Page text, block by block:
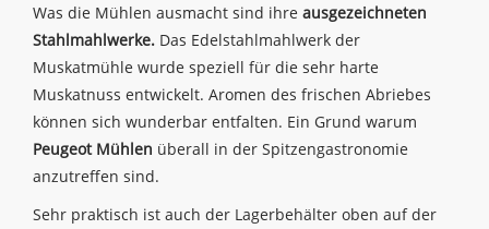
Was die Mühlen ausmacht sind ihre ausgezeichneten
Stahlmahlwerke. Das Edelstahlmahlwerk der
Muskatmühle wurde speziell für die sehr harte
Muskatnuss entwickelt. Aromen des frischen Abriebes
können sich wunderbar entfalten. Ein Grund warum
Peugeot Mühlen überall in der Spitzengastronomie
anzutreffen sind.
Sehr praktisch ist auch der Lagerbehälter oben auf der